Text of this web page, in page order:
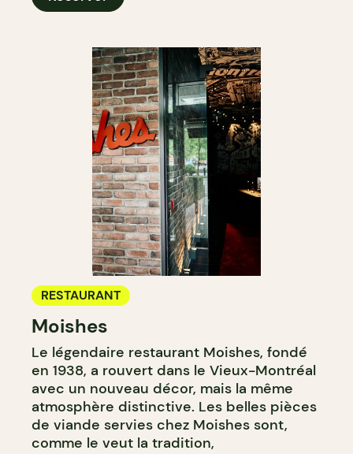
RESTAURANT
Moishes
Le légendaire restaurant Moishes, fondé
en 1938, a rouvert dans le Vieux-Montréal
avec un nouveau décor, mais la même
atmosphère distinctive. Les belles pièces
de viande servies chez Moishes sont,
comme le veut la tradition,